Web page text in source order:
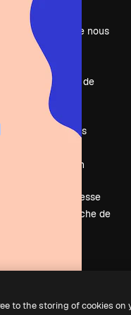
À propos de nous
Avis
Carrières
Tendances de
recherche
Blog
Événements
Vendre mon
Salle de presse
À la recherche de
to the storing of cookies